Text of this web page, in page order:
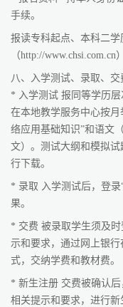
手续。
报读专科起点、本科二
（http://www.chsi.com.cn
八、入学测试、录取、
* 入学测试 报同等学历
在本地教学服务中心按
络应用基础知识”和语文
文）。测试大纲和模拟试
行下载。
* 录取 入学测试后，登录
果。
* 交费 被录取学生须及
示和要求，通过网上银
式，交纳学费和教材费。
* 新生注册 交费被确认
相关提示和要求，进行